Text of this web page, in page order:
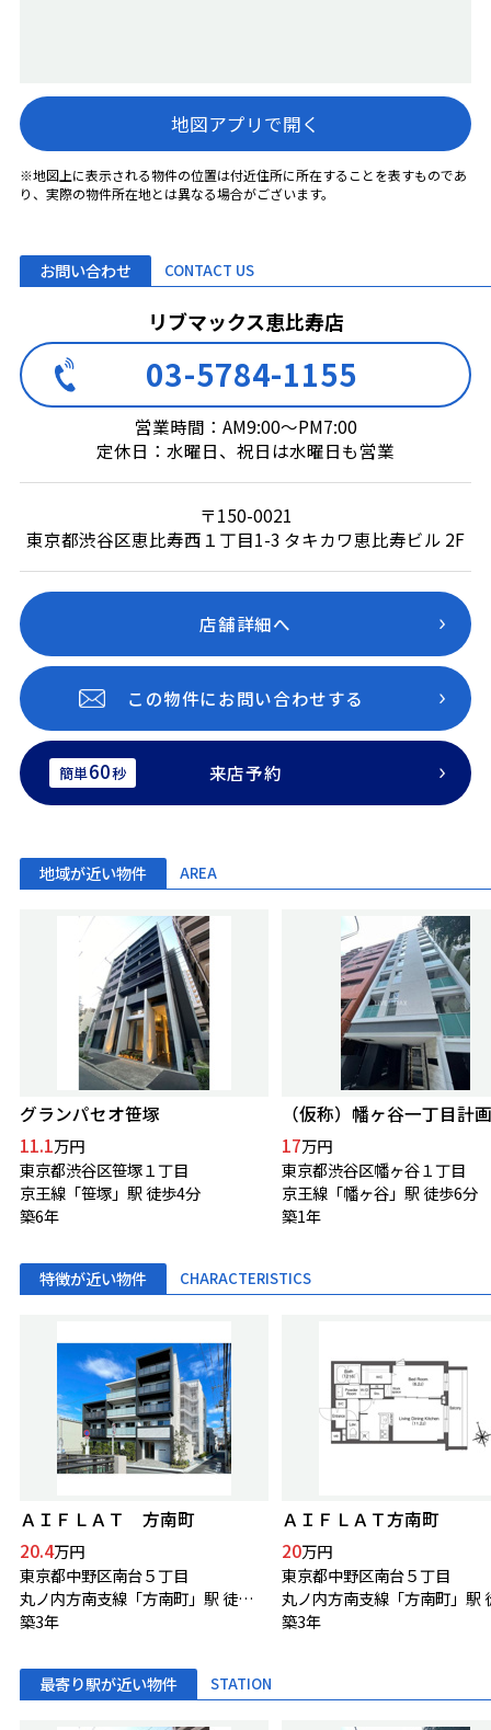
地図アプリで開く
※地図上に表示される物件の位置は付近住所に所在することを表すものであ
り、実際の物件所在地とは異なる場合がございます。
お問い合わせ CONTACT US
リブマックス恵比寿店
03-5784-1155
営業時間：AM9:00～PM7:00
定休日：水曜日、祝日は水曜日も営業
〒150-0021
東京都渋谷区恵比寿西１丁目1-3 タキカワ恵比寿ビル 2F
店舗詳細へ
この物件にお問い合わせする
簡単60秒 来店予約
地域が近い物件 AREA
グランパセオ笹塚
11.1万円
東京都渋谷区笹塚１丁目
京王線「笹塚」駅 徒歩4分
築6年
（仮称）幡ヶ谷一丁目計画
17万円
東京都渋谷区幡ヶ谷１丁目
京王線「幡ヶ谷」駅 徒歩6分
築1年
特徴が近い物件 CHARACTERISTICS
ＡＩＦＬＡＴ 方南町
20.4万円
東京都中野区南台５丁目
丸ノ内方南支線「方南町」駅 徒歩6分
築3年
ＡＩＦＬＡＴ方南町
20万円
東京都中野区南台５丁目
築3年
最寄り駅が近い物件 STATION